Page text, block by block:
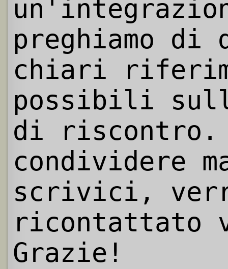
preghiamo
chiari
possibili
di riscontro.
condividere
scrivici,
ricontattato
Grazie!